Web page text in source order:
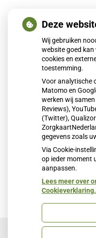
Helpt u bij het kiezen
www.dezorgnota.nl
Op deze website vindt
van ziekenhuiszorg.
www.medicijnkosten.nl
Hier kunt u de kosten
De tarieven van het
Vallei ziekenhuis kunt
Deze
Wij gebruiken
website goed
cookies en
toestemming.
Voor analytische
Matomo en
werken wij
Reviews),
(Twitter),
gegevens zoals
Via Cookie-
op ieder moment
aanpassen.
Lees meer over
Cookieverklaring.